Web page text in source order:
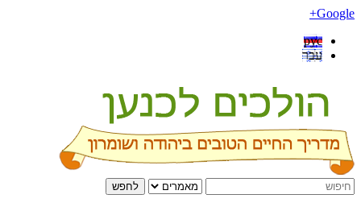
Google+
рус
עבר
לחפש